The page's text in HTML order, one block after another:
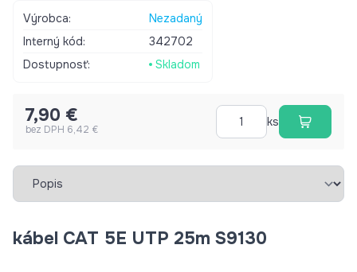
Výrobca:
Nezadaný
Interný kód:
342702
Dostupnosť:
Skladom
7,90 €
bez DPH 6,42 €
ks
Vybrať záložku
kábel CAT 5E UTP 25m S9130